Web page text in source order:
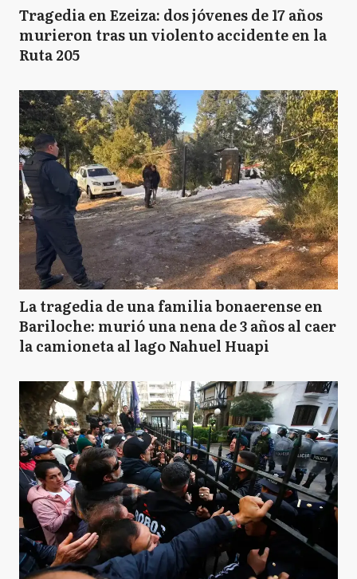
Tragedia en Ezeiza: dos jóvenes de 17 años
murieron tras un violento accidente en la
Ruta 205
La tragedia de una familia bonaerense en
Bariloche: murió una nena de 3 años al caer
la camioneta al lago Nahuel Huapi